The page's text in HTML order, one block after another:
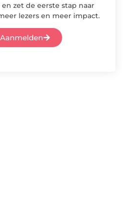
en zet de eerste stap naar
lezers en meer impact.
Aanmelden